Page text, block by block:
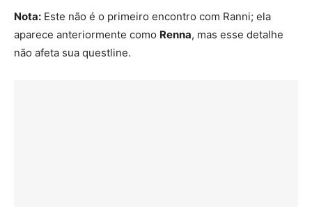
Nota: Este não é o primeiro encontro com Ranni; ela
aparece anteriormente como Renna, mas esse detalhe
não afeta sua questline.